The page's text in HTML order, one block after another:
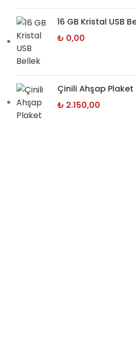
16 GB Kristal USB
₺ 0,00
Çinili Ahşap
₺ 2.150,00